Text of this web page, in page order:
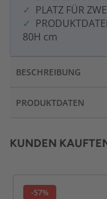
PLATZ FÜR
80H cm
BESCHREIBUNG
PRODUKTDATEN
KUNDEN
-57%